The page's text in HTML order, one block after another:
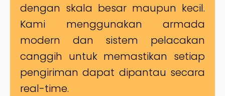
dengan skala besar maupun kecil.
Kami menggunakan armada
modern dan sistem pelacakan
canggih untuk memastikan setiap
pengiriman dapat dipantau secara
real-time.